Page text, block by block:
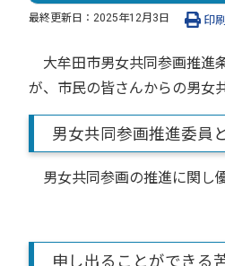
最終更新日： 2025年12月3日 印刷
大牟田市男女共同参画推進
が、市民の皆さんからの男女
男女共同参画推進委員
男女共同参画の推進に関し
申し出ることができる